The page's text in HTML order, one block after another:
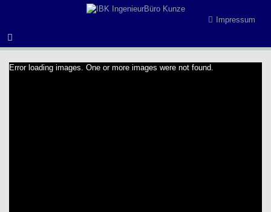
Impressum
Error loading images. One or more images were not found.